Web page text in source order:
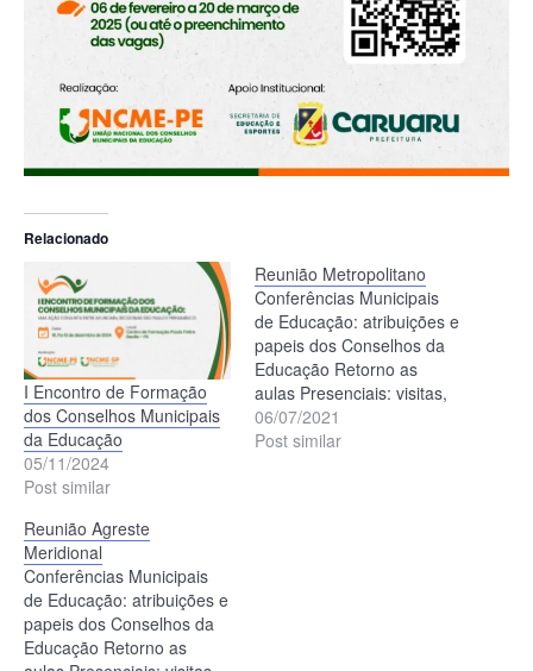
Relacionado
I Encontro de Formação
dos Conselhos Municipais
da Educação
05/11/2024
Post similar
Reunião Metropolitano
Conferências Municipais
de Educação: atribuições e
papeis dos Conselhos da
Educação Retorno as
aulas Presenciais: visitas,
regulamentação,
atribuições CMEs;
06/07/2021
Post similar
Reunião Agreste
Meridional
Conferências Municipais
de Educação: atribuições e
papeis dos Conselhos da
Educação Retorno as